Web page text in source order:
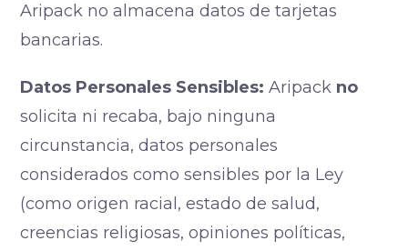
Aripack no almacena datos de tarjetas
bancarias.
Datos Personales Sensibles: Aripack no
solicita ni recaba, bajo ninguna
circunstancia, datos personales
considerados como sensibles por la Ley
(como origen racial, estado de salud,
creencias religiosas, opiniones políticas,